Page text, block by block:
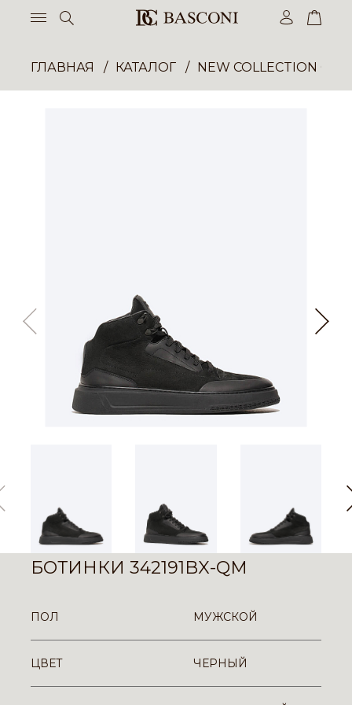
ГЛАВНАЯ КАТАЛОГ NEW COLLECTION
БОТИНКИ 342191BX-QM
ПОЛ МУЖСКОЙ
ЦВЕТ ЧЕРНЫЙ